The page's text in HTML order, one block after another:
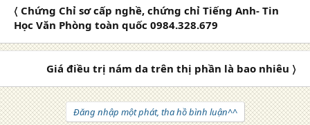
〈 Chứng Chỉ sơ cấp nghề, chứng chỉ Tiếng Anh- Tin
Học Văn Phòng toàn quốc 0984.328.679
Giá điều trị nám da trên thị phần là bao nhiêu 〉
Đăng nhập một phát, tha hồ bình luận^^